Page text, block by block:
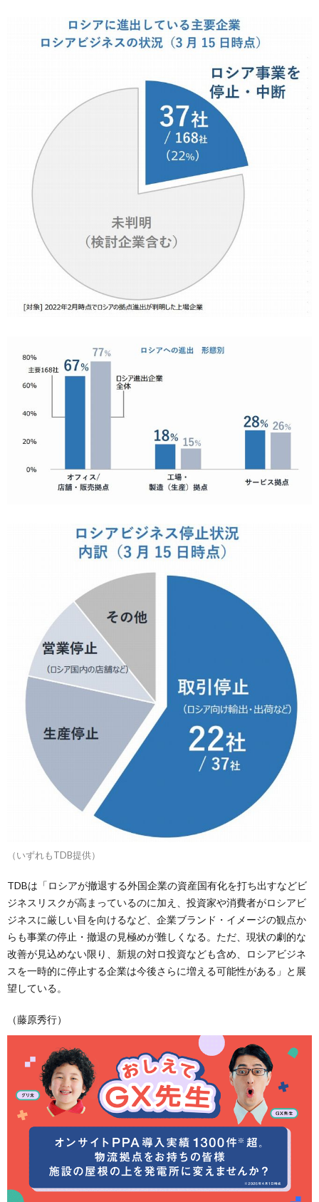
（いずれもTDB提供）
TDBは「ロシアが撤退する外国企業の資産国有化を打ち出すなどビ
ジネスリスクが高まっているのに加え、投資家や消費者がロシアビ
ジネスに厳しい目を向けるなど、企業ブランド・イメージの観点か
らも事業の停止・撤退の見極めが難しくなる。ただ、現状の劇的な
改善が見込めない限り、新規の対ロ投資なども含め、ロシアビジネ
スを一時的に停止する企業は今後さらに増える可能性がある」と展
望している。
（藤原秀行）